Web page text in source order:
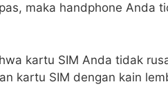
maka handphone Anda
kartu SIM Anda tidak
kartu SIM dengan kain